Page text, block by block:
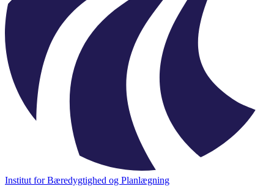
Institut for Bæredygtighed og Planlægning